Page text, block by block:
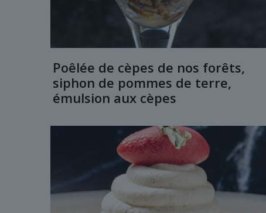
Poêlée de cèpes de nos forêts,
siphon de pommes de terre,
émulsion aux cèpes